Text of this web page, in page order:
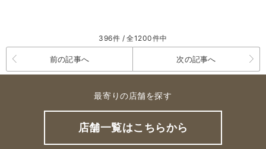
396件 / 全1200件中
前の記事へ 次の記事へ
最寄りの店舗を探す
店舗一覧はこちらから